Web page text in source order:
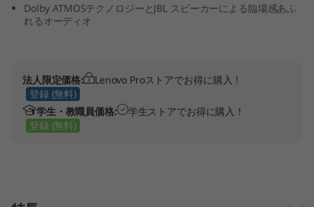
Dolby ATMOSテクノロジーとJBL スピーカーによる臨場感あふ
れるオーディオ
法人限定価格:
Lenovo Proストアでお得に購入！
登録 (無料)
学生・教職員価格:
学生ストアでお得に購入！
登録 (無料)